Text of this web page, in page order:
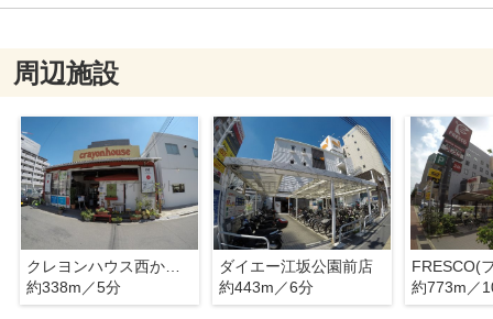
周辺施設
クレヨンハウス西からの旬菜便
約338m／5分
ダイエー江坂公園前店
約443m／6分
約773m／